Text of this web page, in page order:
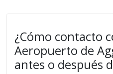
¿Cómo contacto
Aeropuerto de
antes o después